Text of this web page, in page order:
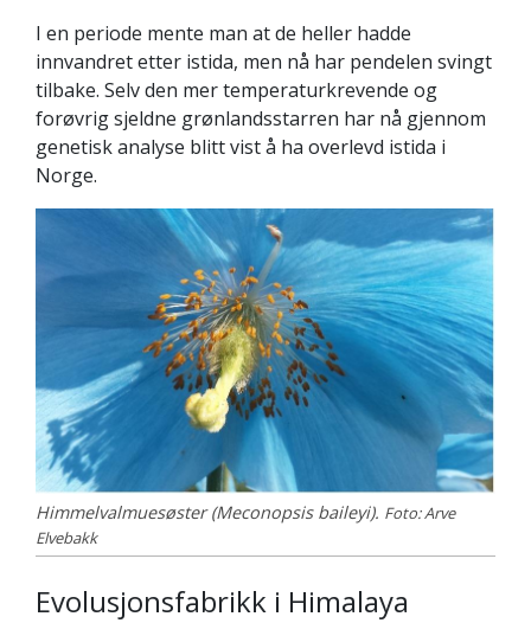
I en periode mente man at de heller hadde
innvandret etter istida, men nå har pendelen svingt
tilbake. Selv den mer temperaturkrevende og
forøvrig sjeldne grønlandsstarren har nå gjennom
genetisk analyse blitt vist å ha overlevd istida i
Norge.
Himmelvalmuesøster (Meconopsis baileyi). Foto: Arve
Elvebakk
Evolusjonsfabrikk i Himalaya